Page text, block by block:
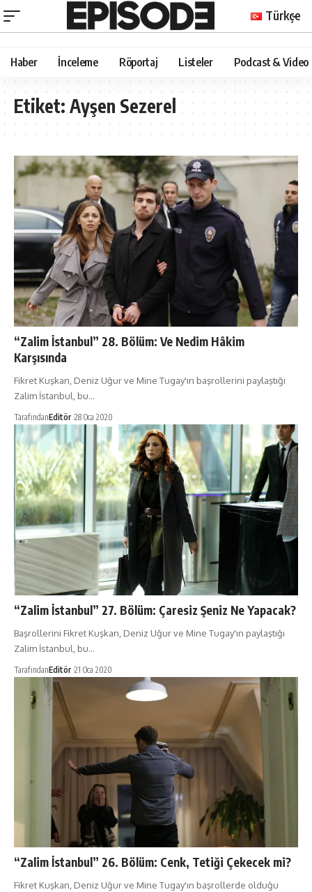
Türkçe
Haber İnceleme Röportaj Listeler Podcast & Video
Etiket:Ayşen Sezerel
“Zalim İstanbul” 28. Bölüm: Ve Nedim Hâkim
Karşısında
Fikret Kuşkan, Deniz Uğur ve Mine Tugay'ın başrollerini paylaştığı
Zalim İstanbul, bu…
TarafındanEditör 28 Oca 2020
“Zalim İstanbul” 27. Bölüm: Çaresiz Şeniz Ne Yapacak?
Başrollerini Fikret Kuşkan, Deniz Uğur ve Mine Tugay'ın paylaştığı
Zalim İstanbul, bu…
TarafındanEditör 21 Oca 2020
“Zalim İstanbul” 26. Bölüm: Cenk, Tetiği Çekecek mi?
Fikret Kuşkan, Deniz Uğur ve Mine Tugay'ın başrollerde olduğu